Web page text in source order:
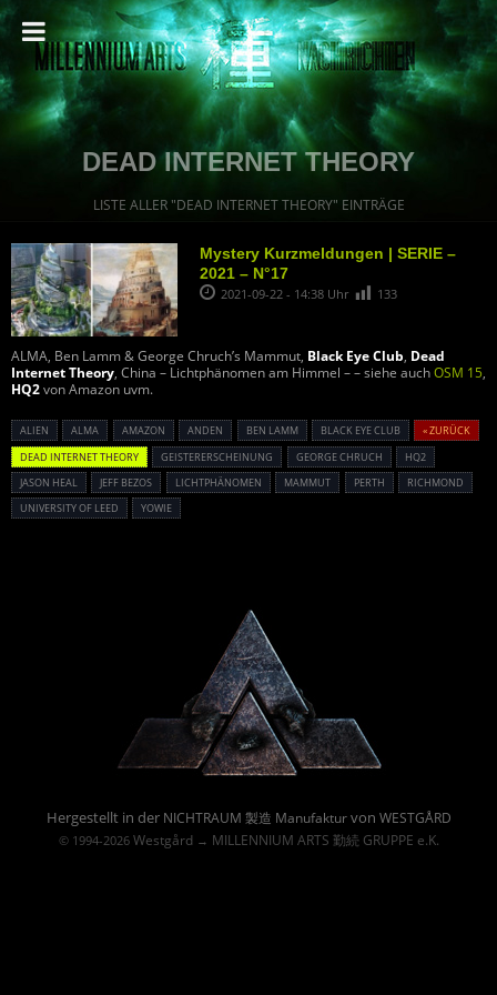
DEAD INTERNET THEORY
LISTE ALLER "DEAD INTERNET THEORY" EINTRÄGE
Mystery Kurzmeldungen | SERIE –
2021 – N°17
2021-09-22 - 14:38 Uhr 133
ALMA, Ben Lamm & George Chruch’s Mammut, Black Eye Club, Dead
Internet Theory, China – Lichtphänomen am Himmel – – siehe auchOSM 15,
HQ2von Amazon uvm.
ALIEN ALMA AMAZON ANDEN BEN LAMM BLACK EYE CLUB
« ZURÜCK
DEAD INTERNET THEORY
GEISTERERSCHEINUNG GEORGE CHRUCH
HQ2
JASON HEAL
JEFF BEZOS LICHTPHÄNOMEN MAMMUT PERTH
RICHMOND
UNIVERSITY OF LEED
YOWIE
Hergestellt in der NICHTRAUM 製造 Manufakturvon WESTGÅRD
© 1994-2026 Westgård→ MILLENNIUM ARTS 勤続 GRUPPE e.K.
Powered By :